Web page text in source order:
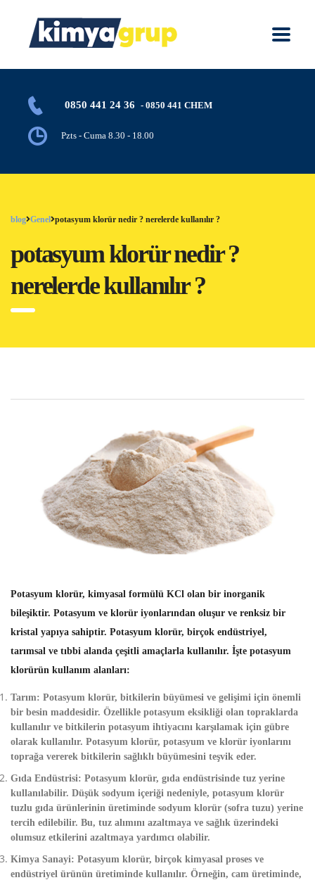
0850 441 24 36 - 0850 441 CHEM
Pzts - Cuma 8.30 - 18.00
blog Genel potasyum klorür nedir ? nerelerde kullanılır ?
potasyum klorür nedir ?
nerelerde kullanılır ?
Potasyum klorür, kimyasal formülü KCl olan bir inorganik
bileşiktir. Potasyum ve klorür iyonlarından oluşur ve renksiz bir
kristal yapıya sahiptir. Potasyum klorür, birçok endüstriyel,
tarımsal ve tıbbi alanda çeşitli amaçlarla kullanılır. İşte potasyum
klorürün kullanım alanları:
Tarım: Potasyum klorür, bitkilerin büyümesi ve gelişimi için önemli
bir besin maddesidir. Özellikle potasyum eksikliği olan topraklarda
kullanılır ve bitkilerin potasyum ihtiyacını karşılamak için gübre
olarak kullanılır. Potasyum klorür, potasyum ve klorür iyonlarını
toprağa vererek bitkilerin sağlıklı büyümesini teşvik eder.
Gıda Endüstrisi: Potasyum klorür, gıda endüstrisinde tuz yerine
kullanılabilir. Düşük sodyum içeriği nedeniyle, potasyum klorür
tuzlu gıda ürünlerinin üretiminde sodyum klorür (sofra tuzu) yerine
tercih edilebilir. Bu, tuz alımını azaltmaya ve sağlık üzerindeki
olumsuz etkilerini azaltmaya yardımcı olabilir.
Kimya Sanayi: Potasyum klorür, birçok kimyasal proses ve
endüstriyel ürünün üretiminde kullanılır. Örneğin, cam üretiminde,